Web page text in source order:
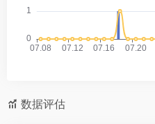
数据评估